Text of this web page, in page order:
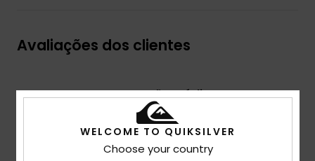
Avaliações dos clientes
Pontuação média
4.7/5
WELCOME TO QUIKSILVER
Choose your country